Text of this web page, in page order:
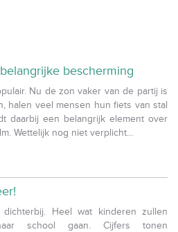
bescherming
Nu de zon vaker van de partij is
halen veel mensen hun fiets van stal
daarbij een belangrijk element over
Wettelijk nog niet verplicht...
Heel wat kinderen zullen
school gaan. Cijfers tonen